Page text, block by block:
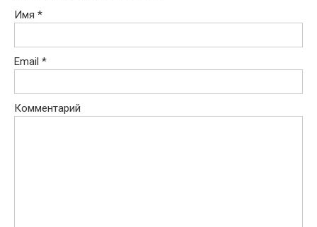
Имя *
Email *
Комментарий